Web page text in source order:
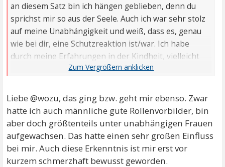
an diesem Satz bin ich hängen geblieben, denn du
sprichst mir so aus der Seele. Auch ich war sehr stolz
auf meine Unabhängigkeit und weiß, dass es, genau
wie bei dir, eine Schutzreaktion ist/war. Ich habe
durch meine Erfahrungen in der Kindheit, vielleicht
unbewusst, dafür gesorgt, dass ich bei Begegnungen
gar keinen Fall von jemandem abhängig sein wollte.
Liebe @wozu, das ging bzw. geht mir ebenso. Zwar
hatte ich auch männliche gute Rollenvorbilder, bin
aber doch größtenteils unter unabhängigen Frauen
aufgewachsen. Das hatte einen sehr großen Einfluss
bei mir. Auch diese Erkenntnis ist mir erst vor
kurzem schmerzhaft bewusst geworden.